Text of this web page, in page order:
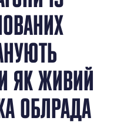
ЯК ЖИВИЙ
ОБЛРАДА